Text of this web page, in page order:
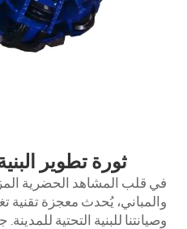
ثورة تطوير
في قلب المشاهد الحضرية
والمباني، يُحدث معجزة تقنية
وصيانتنا للبنية التحتية للمدينة.